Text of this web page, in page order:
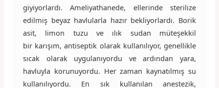
giyiyorlardı. Ameliyathanede, ellerinde sterilize
edilmiş beyaz havlularla hazır bekliyorlardı. Borik
asit, limon tuzu ve ılık sudan müteşekkil
bir karışım, antiseptik olarak kullanılıyor, genellikle
sıcak olarak uygulanıyordu ve ardından yara,
havluyla korunuyordu. Her zaman kaynatılmış su
kullanılıyordu. En sık kullanılan anestezik,